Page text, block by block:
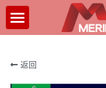
走进美易达
返回
所有博客分类